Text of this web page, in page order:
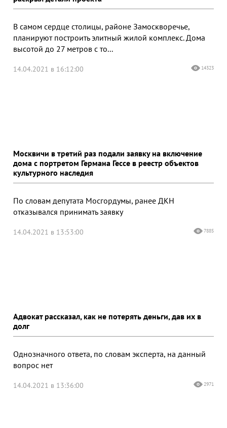
В самом сердце столицы, районе Замоскворечье,
планируют построить элитный жилой комплекс. Дома
высотой до 27 метров с то...
14.04.2021 в 16:12:00 14323
Москвичи в третий раз подали заявку на включение
дома с портретом Германа Гессе в реестр объектов
культурного наследия
По словам депутата Мосгордумы, ранее ДКН
отказывался принимать заявку
14.04.2021 в 13:53:00 7885
Адвокат рассказал, как не потерять деньги, дав их в
долг
Однозначного ответа, по словам эксперта, на данный
вопрос нет
14.04.2021 в 13:36:00 2971